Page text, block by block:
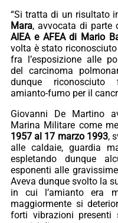
“Si tratta di un risultato
Mara, avvocata di parte
AIEA e AFEA di Mario
volta è stato
fra l’esposizione alle
del carcinoma
dunque riconosciuto
amianto-fumo per il
Giovanni De Martino
Marina Militare come
1957 al 17 marzo 1993,
alle caldaie, guardia
espletando dunque
esponenti alle
Aveva dunque svolto la
in cui l’amianto era
maggiormente si
forti vibrazioni